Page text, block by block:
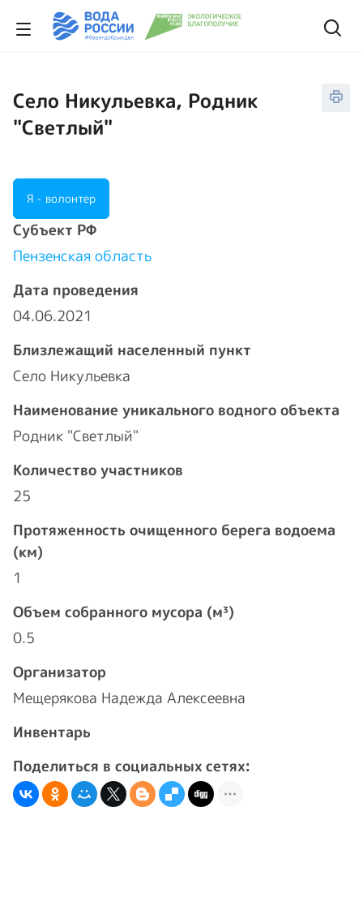
Село Никульевка, Родник
"Светлый"
Я - волонтер
Cубъект РФ
Пензенская область
Дата проведения
04.06.2021
Близлежащий населенный пункт
Село Никульевка
Наименование уникального водного объекта
Родник "Светлый"
Количество участников
25
Протяженность очищенного берега водоема
(км)
1
Объем собранного мусора (м³)
0.5
Организатор
Мещерякова Надежда Алексеевна
Инвентарь
Поделиться в социальных сетях: